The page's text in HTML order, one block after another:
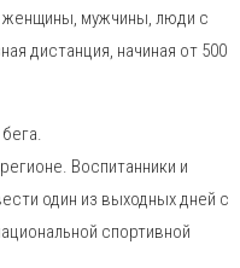
женщины, мужчины, люди с
дистанция, начиная от 500
Воспитанники и
один из выходных дней с
спортивной